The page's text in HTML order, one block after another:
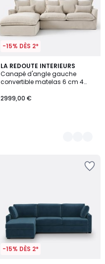
-15% DÈS 2*
LA REDOUTE INTERIEURS
Canapé d'angle gauche
convertible matelas 6 cm 4
2999,00 €
9
Couleurs
-15% DÈS 2*